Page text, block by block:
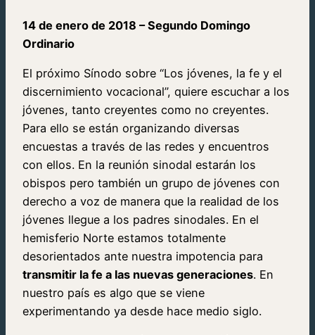
14 de enero de 2018 – Segundo Domingo
Ordinario
El próximo Sínodo sobre “Los jóvenes, la fe y el
discernimiento vocacional”, quiere escuchar a los
jóvenes, tanto creyentes como no creyentes.
Para ello se están organizando diversas
encuestas a través de las redes y encuentros
con ellos. En la reunión sinodal estarán los
obispos pero también un grupo de jóvenes con
derecho a voz de manera que la realidad de los
jóvenes llegue a los padres sinodales. En el
hemisferio Norte estamos totalmente
desorientados ante nuestra impotencia para
transmitir la fe a las nuevas generaciones. En
nuestro país es algo que se viene
experimentando ya desde hace medio siglo.